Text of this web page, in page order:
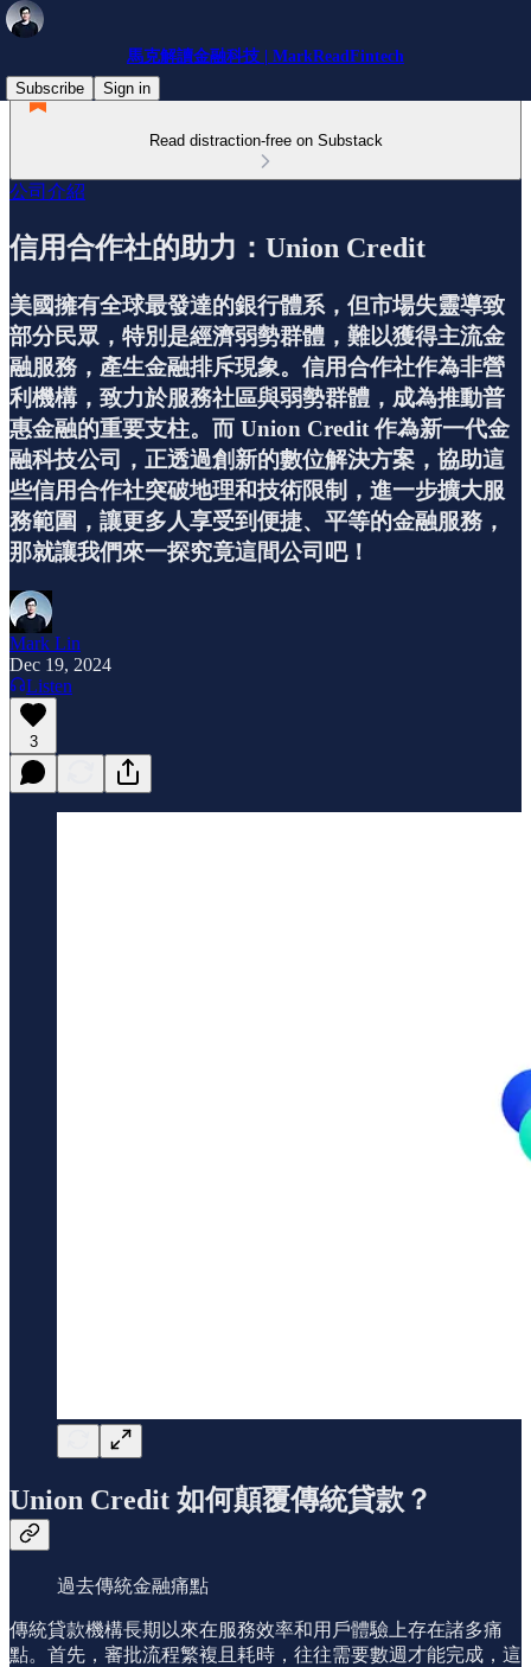
馬克解讀金融科技 | MarkReadFintech
Subscribe
Sign in
Read distraction-free on Substack
公司介紹
信用合作社的助力：Union Credit
美國擁有全球最發達的銀行體系，但市場失靈導致
部分民眾，特別是經濟弱勢群體，難以獲得主流金
融服務，產生金融排斥現象。信用合作社作為非營
利機構，致力於服務社區與弱勢群體，成為推動普
惠金融的重要支柱。而 Union Credit 作為新一代金
融科技公司，正透過創新的數位解決方案，協助這
些信用合作社突破地理和技術限制，進一步擴大服
務範圍，讓更多人享受到便捷、平等的金融服務，
那就讓我們來一探究竟這間公司吧！
Mark Lin
Dec 19, 2024
Listen
3
Union Credit 如何顛覆傳統貸款？
過去傳統金融痛點
傳統貸款機構長期以來在服務效率和用戶體驗上存在諸多痛
點。首先，審批流程繁複且耗時，往往需要數週才能完成，這